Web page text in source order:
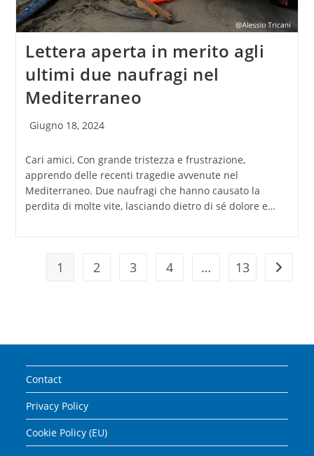
Lettera aperta in merito agli
ultimi due naufragi nel
Mediterraneo
Articolo
Giugno 18, 2024
Cari amici, Con grande tristezza e frustrazione,
apprendo delle recenti tragedie avvenute nel
Mediterraneo. Due naufragi che hanno causato la
perdita di molte vite, lasciando dietro di sé dolore e…
1 2 3 4 … 13 Vai alla
Contact
Privacy Policy
Cookie Policy (EU)